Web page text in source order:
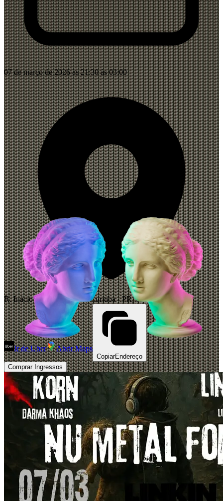
07 de março de 2026 às 21:30 às 03:00
R. Inácio Lustosa - Matriz, Curitiba - PR, 80510-000, Brasil
Ir de Uber Abrir Maps
CopiarEndereço
Comprar Ingressos